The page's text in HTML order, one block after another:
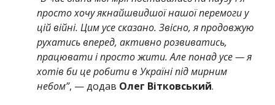
просто хочу якнайшвидшої нашої перемоги у
цій війні. Цим усе сказано. Звісно, я продовжую
рухатись вперед, активно розвиватись,
працювати і просто жити. Але понад усе — я
хотів би це робити в Україні під мирним
небом”, — додав Олег Вітковський.